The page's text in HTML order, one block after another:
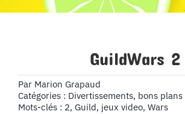
GuildWars 2
Par Marion Grapaud
Catégories : Divertissements, bons plans
Mots-clés : 2, Guild, jeux video, Wars